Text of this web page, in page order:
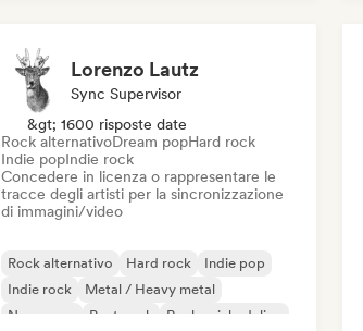
Lorenzo Lautz
Sync Supervisor
&gt; 1600 risposte date
Rock alternativoDream popHard rock
Indie popIndie rock
Concedere in licenza o rappresentare le
tracce degli artisti per la sincronizzazione
di immagini/video
Rock alternativo Hard rock
Indie pop
Indie rock
Metal / Heavy metal
New wave
Post punk Rock psichedelico